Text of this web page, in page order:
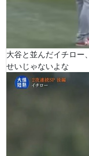
大谷と並んだイチロー
せいじゃないよな